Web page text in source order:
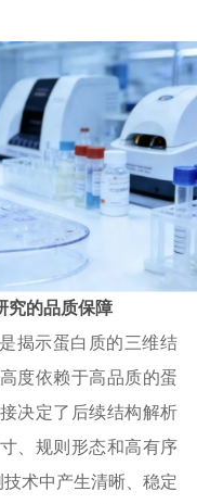
究的品质保障
揭示蛋白质的三维结
度依赖于高品质的蛋
决定了后续结构解析
、规则形态和高有序
术中产生清晰、稳定